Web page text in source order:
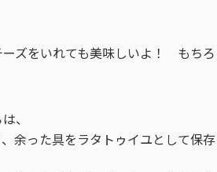
ーズをいれても美味しいよ！ もちろ
、
余った具をラタトゥイユとして保存